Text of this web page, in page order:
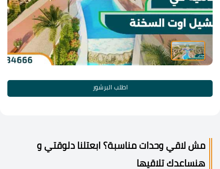
اطلب البرشور
مش لاقي وحدات مناسبة؟ ابعتلنا دلوقتي و
هنساعدك تلاقيها